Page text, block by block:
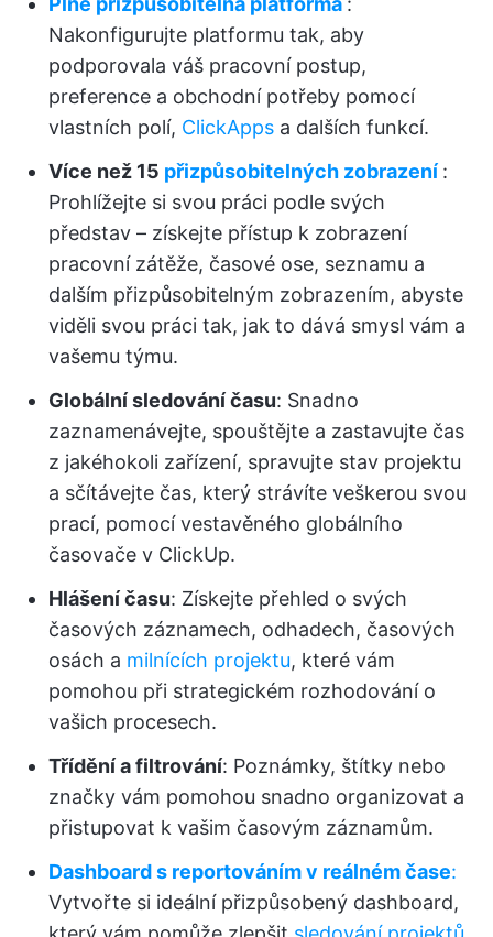
Nakonfigurujte platformu tak, aby
podporovala váš pracovní postup,
preference a obchodní potřeby pomocí
vlastních polí, ClickApps a dalších funkcí.
Více než 15 přizpůsobitelných zobrazení :
Prohlížejte si svou práci podle svých
představ – získejte přístup k zobrazení
pracovní zátěže, časové ose, seznamu a
dalším přizpůsobitelným zobrazením, abyste
viděli svou práci tak, jak to dává smysl vám a
vašemu týmu.
Globální sledování času: Snadno
zaznamenávejte, spouštějte a zastavujte čas
z jakéhokoli zařízení, spravujte stav projektu
a sčítávejte čas, který strávíte veškerou svou
prací, pomocí vestavěného globálního
časovače v ClickUp.
Hlášení času: Získejte přehled o svých
časových záznamech, odhadech, časových
osách a milnících projektu, které vám
pomohou při strategickém rozhodování o
vašich procesech.
Třídění a filtrování: Poznámky, štítky nebo
značky vám pomohou snadno organizovat a
přistupovat k vašim časovým záznamům.
Dashboard s reportováním v reálném čase:
Vytvořte si ideální přizpůsobený dashboard,